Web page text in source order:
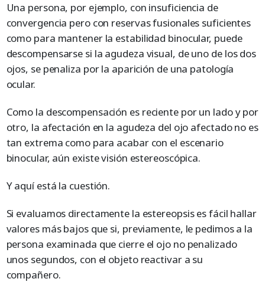
Una persona, por ejemplo, con insuficiencia de
convergencia pero con reservas fusionales suficientes
como para mantener la estabilidad binocular, puede
descompensarse si la agudeza visual, de uno de los dos
ojos, se penaliza por la aparición de una patología
ocular.
Como la descompensación es reciente por un lado y por
otro, la afectación en la agudeza del ojo afectado no es
tan extrema como para acabar con el escenario
binocular, aún existe visión estereoscópica.
Y aquí está la cuestión.
Si evaluamos directamente la estereopsis es fácil hallar
valores más bajos que si, previamente, le pedimos a la
persona examinada que cierre el ojo no penalizado
unos segundos, con el objeto reactivar a su
compañero.